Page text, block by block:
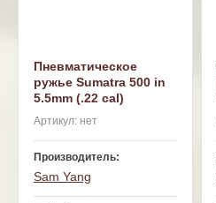
Пневматическое
ружье Sumatra 500 in
5.5mm (.22 cal)
Артикул: нет
Производитель:
Sam Yang